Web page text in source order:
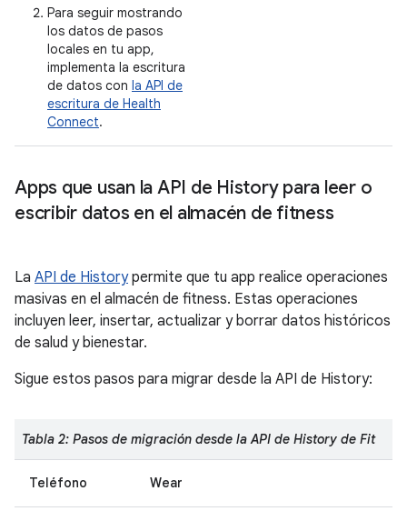
Para seguir mostrando
los datos de pasos
locales en tu app,
implementa la escritura
de datos con la API de
escritura de Health
Connect.
Apps que usan la API de History para leer o
escribir datos en el almacén de fitness
La API de Historypermite que tu app realice operaciones
masivas en el almacén de fitness. Estas operaciones
incluyen leer, insertar, actualizar y borrar datos históricos
de salud y bienestar.
Sigue estos pasos para migrar desde la API de History:
Tabla 2: Pasos de migración desde la API de History de Fit
Teléfono Wear